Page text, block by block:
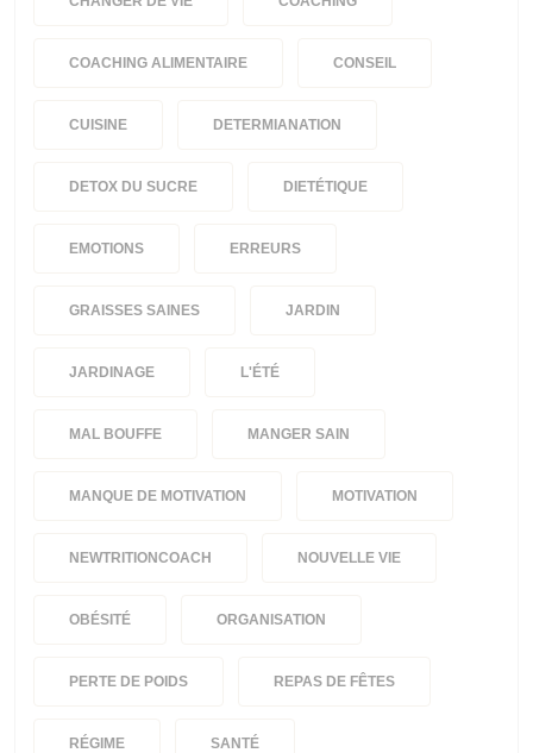
COACHING ALIMENTAIRE CONSEIL
CUISINE DETERMIANATION
DETOX DU SUCRE DIETÉTIQUE
EMOTIONS ERREURS
GRAISSES SAINES JARDIN
JARDINAGE L'ÉTÉ
MAL BOUFFE MANGER SAIN
MANQUE DE MOTIVATION MOTIVATION
NEWTRITIONCOACH NOUVELLE VIE
OBÉSITÉ ORGANISATION
PERTE DE POIDS REPAS DE FÊTES
RÉGIME SANTÉ